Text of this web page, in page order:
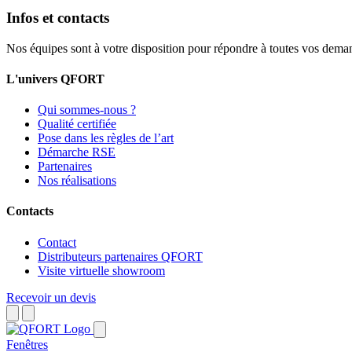
Infos et contacts
Nos équipes sont à votre disposition pour répondre à toutes vos
L'univers QFORT
Qui sommes-nous ?
Qualité certifiée
Pose dans les règles de l’art
Démarche RSE
Partenaires
Nos réalisations
Contacts
Contact
Distributeurs partenaires QFORT
Visite virtuelle showroom
Recevoir un devis
Fenêtres